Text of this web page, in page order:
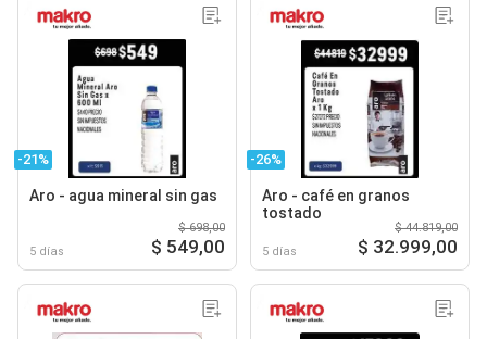
-21%
Aro - agua mineral sin gas
5 días
$ 698,00
$ 549,00
-26%
Aro - café en granos
tostado
5 días
$ 44.819,00
$ 32.999,00